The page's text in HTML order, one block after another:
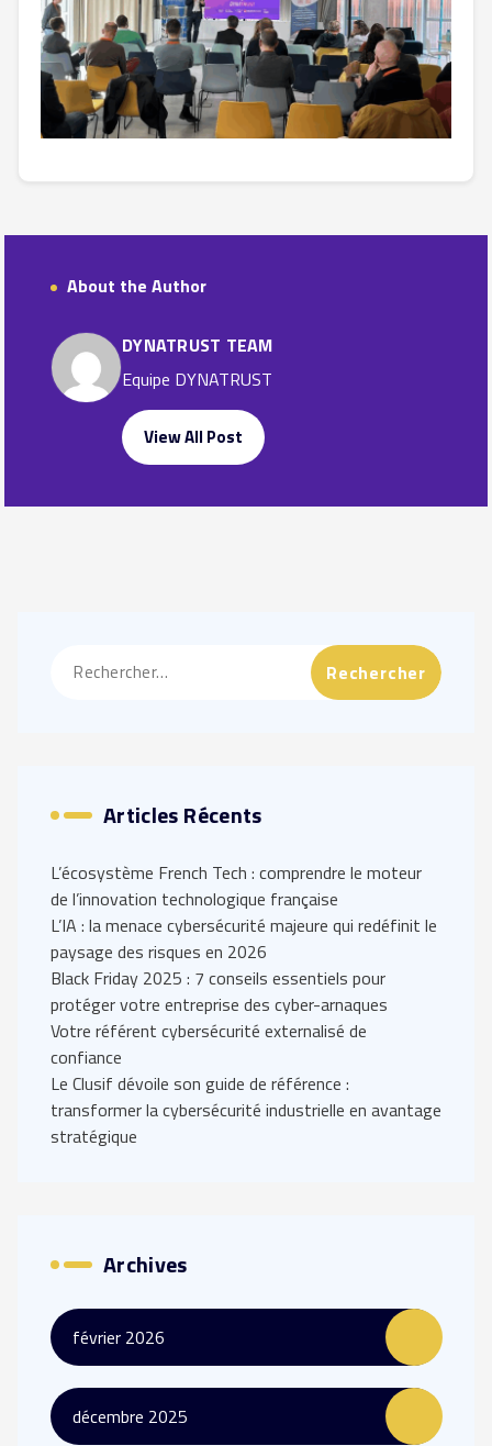
About the Author
DYNATRUST TEAM
Equipe DYNATRUST
View All Post
Articles Récents
L’écosystème French Tech : comprendre le moteur
de l’innovation technologique française
L’IA : la menace cybersécurité majeure qui redéfinit le
paysage des risques en 2026
Black Friday 2025 : 7 conseils essentiels pour
protéger votre entreprise des cyber-arnaques
Votre référent cybersécurité externalisé de
confiance
Le Clusif dévoile son guide de référence :
transformer la cybersécurité industrielle en avantage
stratégique
Archives
février 2026
décembre 2025